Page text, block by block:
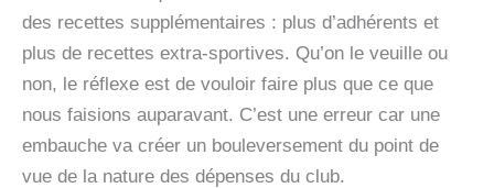
des recettes supplémentaires : plus d’adhérents et
plus de recettes extra-sportives. Qu’on le veuille ou
non, le réflexe est de vouloir faire plus que ce que
nous faisions auparavant. C’est une erreur car une
embauche va créer un bouleversement du point de
vue de la nature des dépenses du club.